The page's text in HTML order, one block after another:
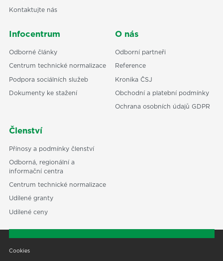
Kontaktujte nás
Infocentrum
Odborné články
Centrum technické normalizace
Podpora sociálních služeb
Dokumenty ke stažení
O nás
Odborní partneři
Reference
Kronika ČSJ
Obchodní a platební podmínky
Ochrana osobních údajů GDPR
Členství
Přínosy a podmínky členství
Odborná, regionální a
informační centra
Centrum technické normalizace
Udílené granty
Udílené ceny
Cookies